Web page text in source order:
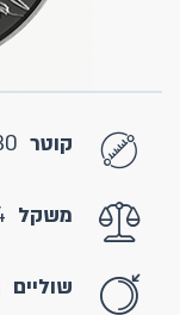
קוטר 30
משקל
שוליים